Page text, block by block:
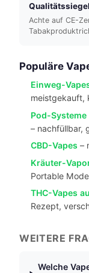
Qualitätssiegel
Achte auf CE-
Populäre
Einweg-
meistgekauft,
Pod-Systeme
– nachfüllbar,
CBD-Vapes –
Kräuter-
Portable
THC-Vapes
Rezept,
WEITERE
Welche